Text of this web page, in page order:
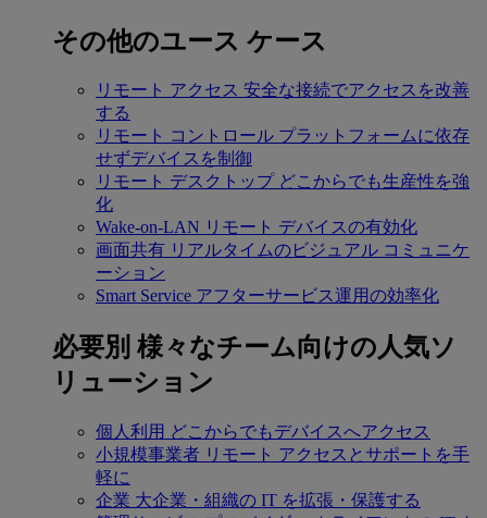
その他のユース ケース
リモート アクセス 安全な接続でアクセスを改善
する
リモート コントロール プラットフォームに依存
せずデバイスを制御
リモート デスクトップ どこからでも生産性を強
化
Wake-on-LAN リモート デバイスの有効化
画面共有 リアルタイムのビジュアル コミュニケ
ーション
Smart Service アフターサービス運用の効率化
必要別 様々なチーム向けの人気ソ
リューション
個人利用 どこからでもデバイスへアクセス
小規模事業者 リモート アクセスとサポートを手
軽に
企業 大企業・組織の IT を拡張・保護する